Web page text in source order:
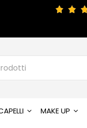
MAKE UP